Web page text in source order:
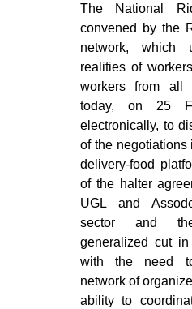
The National
convened by the
network, which
realities of
workers from all
today, on 25
electronically, to
of the negotiations
delivery-food
of the halter
UGL and
sector and
generalized cut in
with the need
network of
ability to